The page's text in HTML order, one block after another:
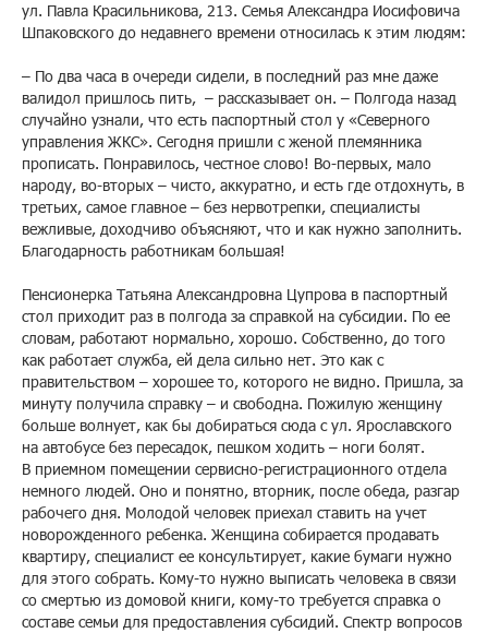
ул. Павла Красильникова, 213. Семья Александра Иосифовича
Шпаковского до недавнего времени относилась к этим людям:
– По два часа в очереди сидели, в последний раз мне даже
валидол пришлось пить, – рассказывает он. – Полгода назад
случайно узнали, что есть паспортный стол у «Северного
управления ЖКС». Сегодня пришли с женой племянника
прописать. Понравилось, честное слово! Во-первых, мало
народу, во-вторых – чисто, аккуратно, и есть где отдохнуть, в
третьих, самое главное – без нервотрепки, специалисты
вежливые, доходчиво объясняют, что и как нужно заполнить.
Благодарность работникам большая!
Пенсионерка Татьяна Александровна Цупрова в паспортный
стол приходит раз в полгода за справкой на субсидии. По ее
словам, работают нормально, хорошо. Собственно, до того
как работает служба, ей дела сильно нет. Это как с
правительством – хорошее то, которого не видно. Пришла, за
минуту получила справку – и свободна. Пожилую женщину
больше волнует, как бы добираться сюда с ул. Ярославского
на автобусе без пересадок, пешком ходить – ноги болят.
В приемном помещении сервисно-регистрационного отдела
немного людей. Оно и понятно, вторник, после обеда, разгар
рабочего дня. Молодой человек приехал ставить на учет
новорожденного ребенка. Женщина собирается продавать
квартиру, специалист ее консультирует, какие бумаги нужно
для этого собрать. Кому-то нужно выписать человека в связи
со смертью из домовой книги, кому-то требуется справка о
составе семьи для предоставления субсидий. Спектр вопросов